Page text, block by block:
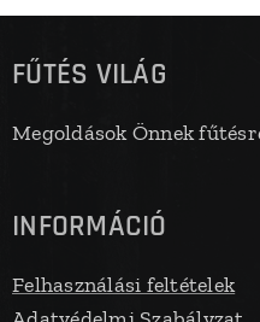
FŰTÉS VILÁG
Megoldások Önnek
INFORMÁCIÓ
Felhasználási feltételek